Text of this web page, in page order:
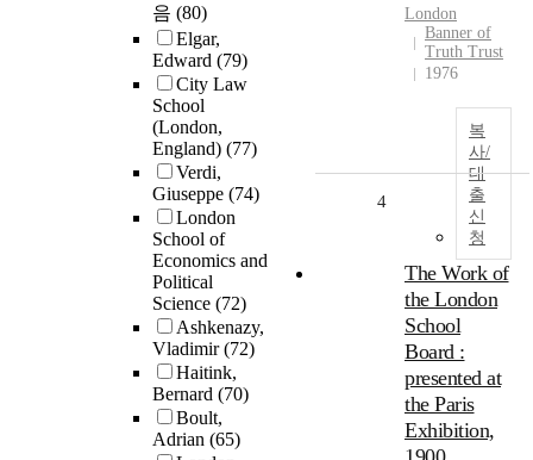
음 (80)
Elgar,
Edward (79)
City Law
School
(London,
England) (77)
Verdi,
Giuseppe (74)
London
School of
Economics and
Political
Science (72)
Ashkenazy,
Vladimir(72)
Haitink,
Bernard (70)
Boult,
Adrian (65)
London
Banner of
Truth Trust
1976
복
사/
대
출
신
청
4
The Work of
the London
School
Board :
presented at
the Paris
Exhibition,